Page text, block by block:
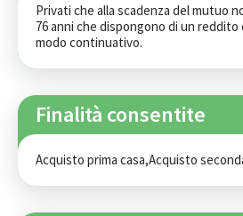
Privati che alla scadenza del mutuo
76 anni che dispongono di un
modo continuativo.
Finalità consentite
Acquisto prima casa,Acquisto